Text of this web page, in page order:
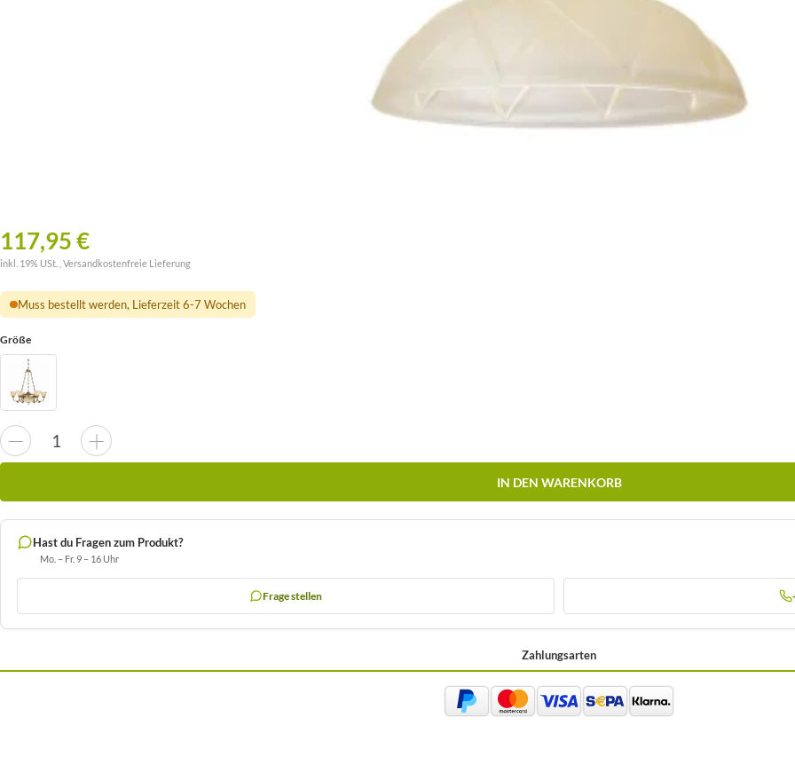
117,95 €
inkl. 19% USt. , Versandkostenfreie Lieferung
Muss bestellt werden, Lieferzeit 6-7 Wochen
Größe
IN DEN WARENKORB
Hast du Fragen zum Produkt?
Mo. – Fr. 9 – 16 Uhr
Frage stellen
Zahlungsarten